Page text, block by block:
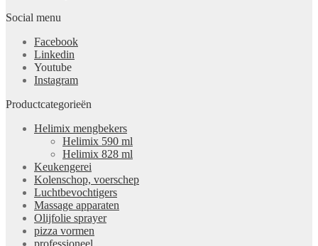
Social menu
Facebook
Linkedin
Youtube
Instagram
Productcategorieën
Helimix mengbekers
Helimix 590 ml
Helimix 828 ml
Keukengerei
Kolenschop, voerschep
Luchtbevochtigers
Massage apparaten
Olijfolie sprayer
pizza vormen
professioneel